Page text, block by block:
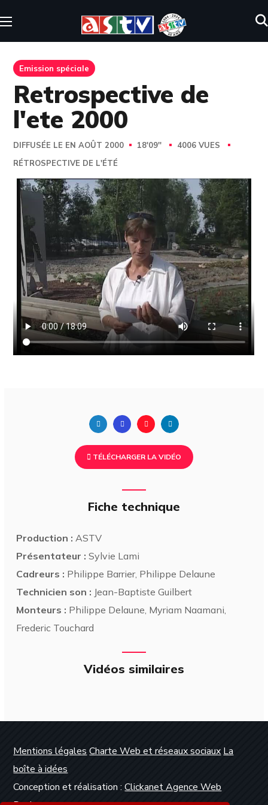
Emission spéciale
Retrospective de
l'ete 2000
DIFFUSÉE LE EN AOÛT 2000 18'09''
4006 VUES
RÉTROSPECTIVE DE L'ÉTÉ
TÉLÉCHARGER LA VIDÉO
Fiche technique
Production : ASTV
Présentateur : Sylvie Lami
Cadreurs : Philippe Barrier, Philippe Delaune
Technicien son : Jean-Baptiste Guilbert
Monteurs : Philippe Delaune, Myriam Naamani,
Frederic Touchard
Vidéos similaires
Mentions légales Charte Web et réseaux sociaux La
boîte à idées
Conception et réalisation :Clickanet Agence Web